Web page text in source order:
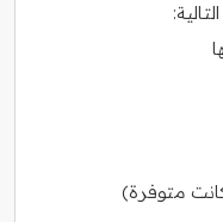
كانت متوفرة)